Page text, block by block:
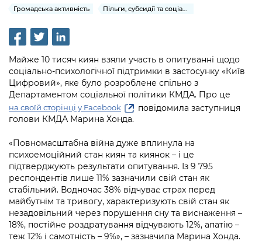
Рішення та розпорядження
Проєкти розпоряджень, що
перебувають на погодженні КМВА
Рішення Київради
Контактна інформація
Графік роботи та прийому громадян
Вакансії
Статистика
Звернення громадян
Регуляторна діяльність
Промисловість і наука Києва
Освіта та навчальні заклади
Дороги, транспорт та парковки
Навколишнє середовище міста
Містобудування та земельні ділянки
Культура, спорт, дозвілля
Фінанси та бюджет
Безпека та правопорядок
Ритуальні послуги
Іноземцям / For foreigners
Громадська експертиза
Громадський бюджет
Консультації з громадськістю
Громадська рада
Петиції
Контактний центр
Допомога учасникам АТО
Рада з питань внутрішньо переміщених
осіб при Київській міській військовій
адміністрації
Інформація з обмеженим доступом
Проекти нормативно-правових та
інших актів
Нормативна база
Питання і відповіді про публічну
інформацію
Порядок оскарження рішень, дій чи
бездіяльності розпорядників інформації
Звіти про опрацювання запитів на
публічну інформацію
Медіагалерея
Підписатися на новини та анонси від
from the KCSA
Порядок акредитації медіа /
Accreditation process
Подати журналістський запит /
Submitting a media request
Зйомки в лікарнях в умовах воєнного
стану / Rules for media coverage of
hospitals at work under martial law
Контакти для медіа / Contacts for mass
media
Громадська активність
Пільги, субсидії та соціальний захист
Майже 10 тисяч киян взяли участь в опитуванні щодо
соціально-психологічної підтримки в застосунку «Київ
Цифровий», яке було розроблене спільно з
Департаментом соціальної політики КМДА. Про це
на своїй сторінці у Facebook
повідомила заступниця
голови КМДА Марина Хонда.
«Повномасштабна війна дуже вплинула на
психоемоційний стан киян та киянок – і це
підтверджують результати опитування. Із 9 795
респондентів лише 11% зазначили свій стан як
стабільний. Водночас 38% відчуває страх перед
майбутнім та тривогу, характеризують свій стан як
незадовільний через порушення сну та виснаження –
18%, постійне роздратування відчувають 12%, апатію –
теж 12% і самотність – 9%», – зазначила Марина Хонда.